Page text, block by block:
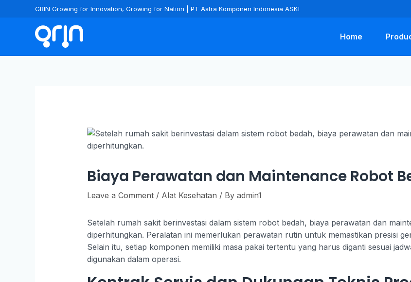
GRIN Growing for Innovation, Growing for Nation | PT Astra Komponen Indonesia ASKI
Home
Biaya Perawatan dan Maintenance Robot
Leave a Comment / Alat Kesehatan / By admin1
Setelah rumah sakit berinvestasi dalam sistem robot bedah, biaya perawatan dan
diperhitungkan. Peralatan ini memerlukan perawatan rutin untuk memastikan presisi
Selain itu, setiap komponen memiliki masa pakai tertentu yang harus diganti sesuai
digunakan dalam operasi.